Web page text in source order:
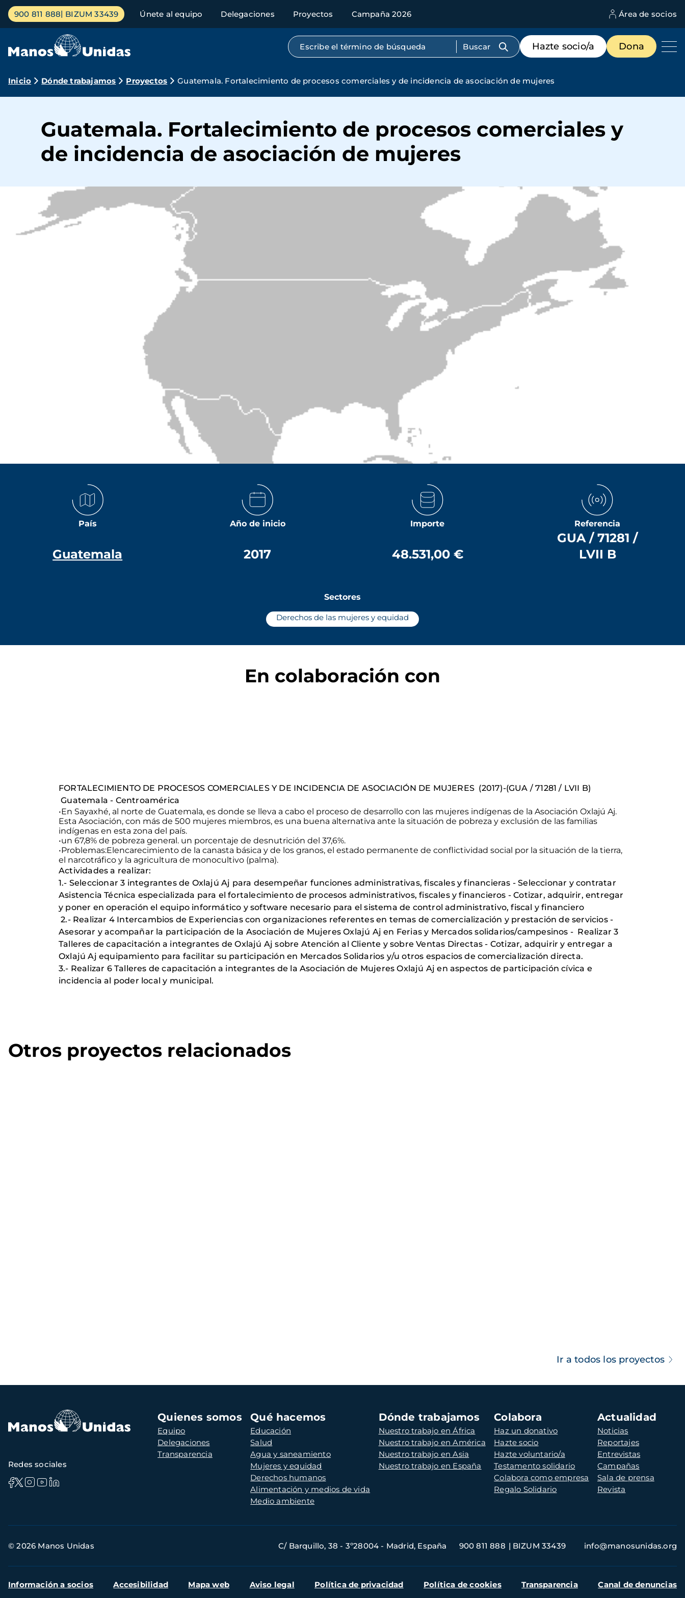
Pasar
contenido
Menú
principal
900 811 888 BIZUM 33439 Únete al equipo Delegaciones Proyectos Campaña 2026 Área de socios
Búsqueda por texto completo
Menú
de
destacados
Hazte socio/a Dona
Ruta
navegación
Inicio Dónde trabajamos Proyectos Guatemala. Fortalecimiento de procesos comerciales y de incidencia de asociación de mujeres
Guatemala. Fortalecimiento de procesos comerciales y
de incidencia de asociación de mujeres
País
Guatemala
Año de inicio
2017
Importe
48.531,00 €
Referencia
GUA / 71281 /
LVII B
Sectores
Derechos de las mujeres y equidad
En colaboración con
FORTALECIMIENTO DE PROCESOS COMERCIALES Y DE INCIDENCIA DE ASOCIACIÓN DE MUJERES (2017)-(GUA / 71281 / LVII B)
Guatemala- Centroamérica
•En Sayaxhé, al norte de Guatemala, es donde se lleva a cabo el proceso de desarrollo con las mujeres indígenas de la Asociación Oxlajú Aj.
Esta Asociación, con más de 500 mujeres miembros, es una buena alternativa ante la situación de pobreza y exclusión de las familias
indígenas en esta zona del país.
•un 67,8% de pobreza general. un porcentaje de desnutrición del 37,6%.
•Problemas:Elencarecimiento de la canasta básica y de los granos, el estado permanente de conflictividad social por la situación de la tierra,
el narcotráfico y la agricultura de monocultivo (palma).
Actividades a realizar:
1.- Seleccionar 3 integrantes de Oxlajú Aj para desempeñar funciones administrativas, fiscales y financieras - Seleccionar y contratar
Asistencia Técnica especializada para el fortalecimiento de procesos administrativos, fiscales y financieros - Cotizar, adquirir, entregar
y poner en operación el equipo informático y software necesario para el sistema de control administrativo, fiscal y financiero
2.- Realizar 4 Intercambios de Experiencias con organizaciones referentes en temas de comercialización y prestación de servicios -
Asesorar y acompañar la participación de la Asociación de MujeresOxlajú Aj en Ferias y Mercadossolidarios/campesinos - Realizar 3
Talleres de capacitación a integrantes deOxlajú Aj sobre Atención al Cliente y sobreVentas Directas - Cotizar, adquirir y entregar a
Oxlajú Aj equipamiento para facilitar su participación en Mercados Solidarios y/u otros espacios de comercialización directa.
3.- Realizar 6 Talleres de capacitación a integrantes de la Asociación de MujeresOxlajú Aj en aspectos de participación cívica e
incidencia al poder local y municipal.
Otros proyectos relacionados
Ir a todos los proyectos
Navegación
principal
Quienes somos
Equipo
Delegaciones
Transparencia
Qué hacemos
Educación
Salud
Agua y saneamiento
Mujeres y equidad
Derechos humanos
Alimentación y medios de vida
Medio ambiente
Dónde trabajamos
Nuestro trabajo en África
Nuestro trabajo en América
Nuestro trabajo en Asia
Nuestro trabajo en España
Colabora
Haz un donativo
Hazte socio
Hazte voluntario/a
Testamento solidario
Colabora como empresa
Regalo Solidario
Actualidad
Noticias
Reportajes
Entrevistas
Campañas
Sala de prensa
Revista
Redes sociales
de
© 2026 Manos Unidas C/ Barquillo, 38 - 3º28004 - Madrid, España 900 811 888 BIZUM 33439 info@manosunidas.org
Menú
Información a socios Accesibilidad Mapa web Aviso legal Política de privacidad Política de cookies Transparencia Canal de denuncias